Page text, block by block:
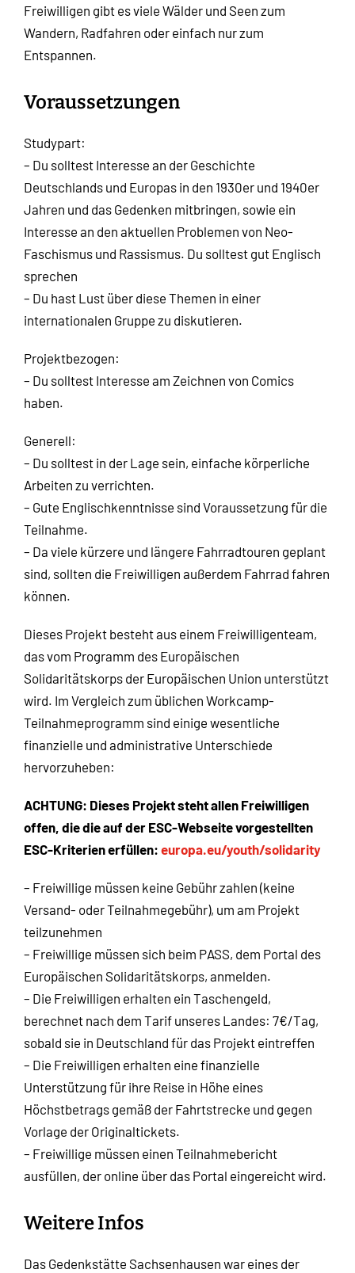
Freiwilligen gibt es viele Wälder und Seen zum
Wandern, Radfahren oder einfach nur zum
Entspannen.
Voraussetzungen
Studypart:
– Du solltest Interesse an der Geschichte
Deutschlands und Europas in den 1930er und 1940er
Jahren und das Gedenken mitbringen, sowie ein
Interesse an den aktuellen Problemen von Neo-
Faschismus und Rassismus. Du solltest gut Englisch
sprechen
– Du hast Lust über diese Themen in einer
internationalen Gruppe zu diskutieren.
Projektbezogen:
– Du solltest Interesse am Zeichnen von Comics
haben.
Generell:
– Du solltest in der Lage sein, einfache körperliche
Arbeiten zu verrichten.
– Gute Englischkenntnisse sind Voraussetzung für die
Teilnahme.
– Da viele kürzere und längere Fahrradtouren geplant
sind, sollten die Freiwilligen außerdem Fahrrad fahren
können.
Dieses Projekt besteht aus einem Freiwilligenteam,
das vom Programm des Europäischen
Solidaritätskorps der Europäischen Union unterstützt
wird. Im Vergleich zum üblichen Workcamp-
Teilnahmeprogramm sind einige wesentliche
finanzielle und administrative Unterschiede
hervorzuheben:
ACHTUNG: Dieses Projekt steht allen Freiwilligen
offen, die die auf der ESC-Webseite vorgestellten
ESC-Kriterien erfüllen: europa.eu/youth/solidarity
– Freiwillige müssen keine Gebühr zahlen (keine
Versand- oder Teilnahmegebühr), um am Projekt
teilzunehmen
– Freiwillige müssen sich beim PASS, dem Portal des
Europäischen Solidaritätskorps, anmelden.
– Die Freiwilligen erhalten ein Taschengeld,
berechnet nach dem Tarif unseres Landes: 7€/Tag,
sobald sie in Deutschland für das Projekt eintreffen
– Die Freiwilligen erhalten eine finanzielle
Unterstützung für ihre Reise in Höhe eines
Höchstbetrags gemäß der Fahrtstrecke und gegen
Vorlage der Originaltickets.
– Freiwillige müssen einen Teilnahmebericht
ausfüllen, der online über das Portal eingereicht wird.
Weitere Infos
Das Gedenkstätte Sachsenhausen war eines der